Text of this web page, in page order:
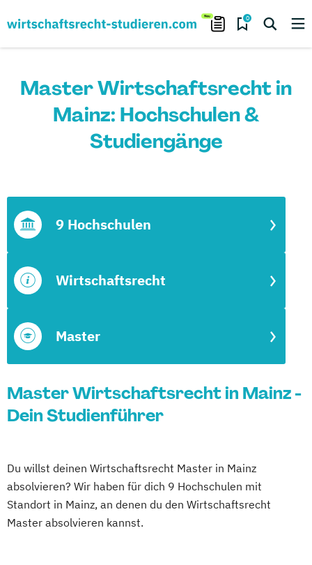
0
Master Wirtschaftsrecht in
Mainz: Hochschulen &
Studiengänge
Master
Wirtschaftsrecht
9 Hochschulen
Master Wirtschaftsrecht in Mainz -
Dein Studienführer
Du willst deinen Wirtschaftsrecht Master in Mainz
absolvieren? Wir haben für dich 9 Hochschulen mit
Standort in Mainz, an denen du den Wirtschaftsrecht
Master absolvieren kannst.